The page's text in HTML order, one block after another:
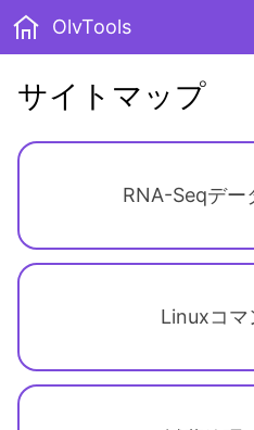
OlvTools
サイトマップ
RNA-Seqデー
Linuxコマ